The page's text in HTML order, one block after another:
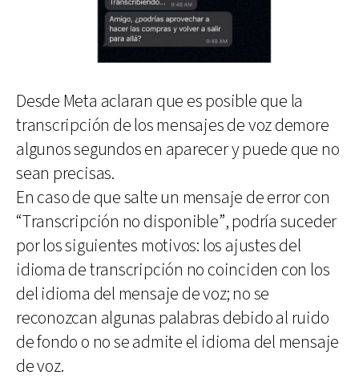
Desde Meta aclaran que es posible que la
transcripción de los mensajes de voz demore
algunos segundos en aparecer y puede que no
sean precisas.
En caso de que salte un mensaje de error con
“Transcripción no disponible”, podría suceder
por los siguientes motivos: los ajustes del
idioma de transcripción no coinciden con los
del idioma del mensaje de voz; no se
reconozcan algunas palabras debido al ruido
de fondo o no se admite el idioma del mensaje
de voz.